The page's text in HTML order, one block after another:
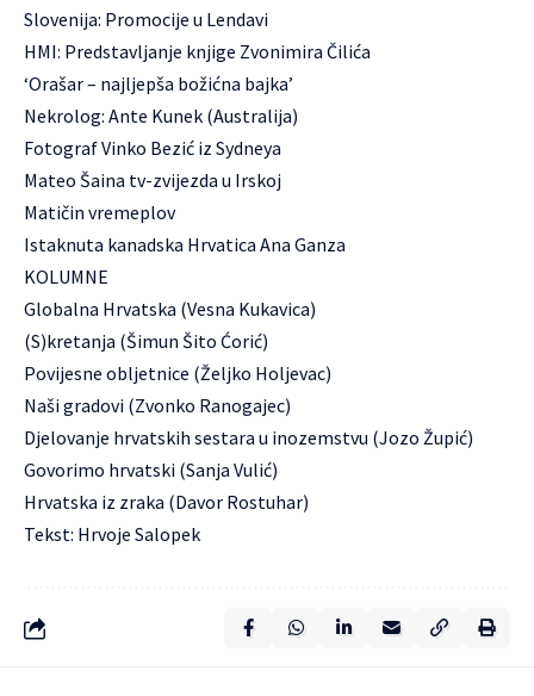
Slovenija: Promocije u Lendavi
HMI: Predstavljanje knjige Zvonimira Čilića
‘Orašar – najljepša božićna bajka’
Nekrolog: Ante Kunek (Australija)
Fotograf Vinko Bezić iz Sydneya
Mateo Šaina tv-zvijezda u Irskoj
Matičin vremeplov
Istaknuta kanadska Hrvatica Ana Ganza
KOLUMNE
Globalna Hrvatska (Vesna Kukavica)
(S)kretanja (Šimun Šito Ćorić)
Povijesne obljetnice (Željko Holjevac)
Naši gradovi (Zvonko Ranogajec)
Djelovanje hrvatskih sestara u inozemstvu (Jozo Župić)
Govorimo hrvatski (Sanja Vulić)
Hrvatska iz zraka (Davor Rostuhar)
Tekst: Hrvoje Salopek